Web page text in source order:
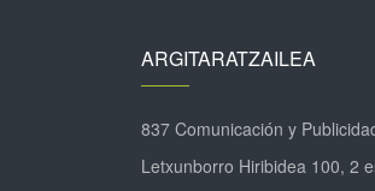
ARGITARATZAILEA
837 Comunicación y
Letxunborro Hiribidea 100, 2